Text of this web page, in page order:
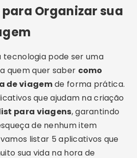
Organizar sua
tecnologia pode ser uma
quem quer saber como
de viagemde forma prática.
que ajudam na criação
para viagens, garantindo
de nenhum item
listar 5 aplicativos que
sua vida na hora de